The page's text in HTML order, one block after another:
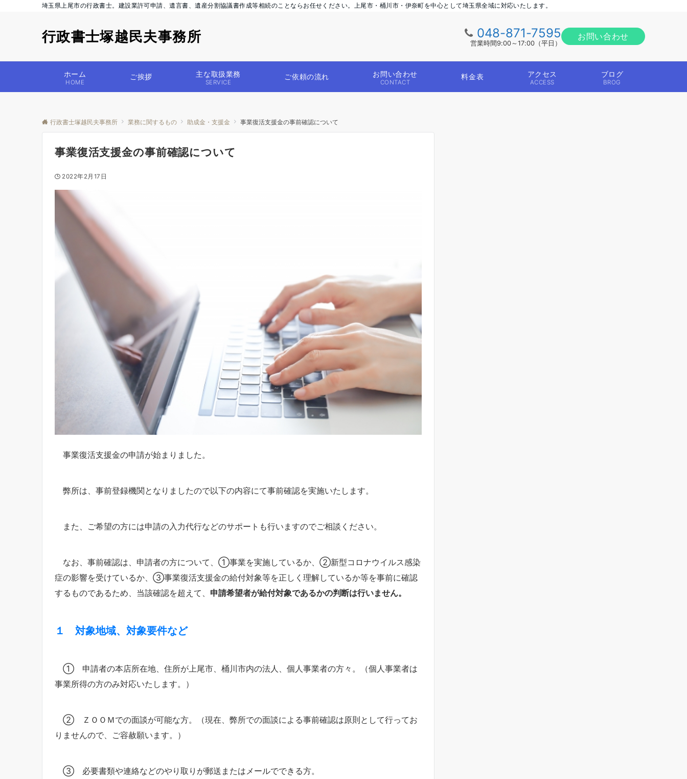
埼玉県上尾市の行政書士。建設業許可申請、遺言書、遺産分割協議書作成等相続のことならお任せください。上尾市・桶川市・伊奈町を中心として埼玉県全域に対応いたします。
行政書士塚越民夫事務所 048-871-7595
営業時間9:00～17:00（平日）
お問い合わせ
ホーム
HOME
ご挨拶 主な取扱業務
SERVICE
ご依頼の流れ お問い合わせ
CONTACT
料金表 アクセス
ACCESS
ブログ
BROG
行政書士塚越民夫事務所 業務に関するもの 助成金・支援金 事業復活支援金の事前確認について
事業復活支援金の事前確認について
2022年2月17日
事業復活支援金の申請が始まりました。
弊所は、事前登録機関となりましたので以下の内容にて事前確認を実施いたします。
また、ご希望の方には申請の入力代行などのサポートも行いますのでご相談ください。
なお、事前確認は、申請者の方について、①事業を実施しているか、②新型コロナウイルス感染
症の影響を受けているか、③事業復活支援金の給付対象等を正しく理解しているか等を事前に確認
するものであるため、当該確認を超えて、 申請希望者が給付対象であるかの判断は行いません。
１ 対象地域、対象要件など
① 申請者の本店所在地、住所が上尾市、桶川市内の法人、個人事業者の方々。（個人事業者は
事業所得の方のみ対応いたします。）
② ＺＯＯＭでの面談が可能な方。（現在、弊所での面談による事前確認は原則として行ってお
りませんので、ご容赦願います。）
③ 必要書類や連絡などのやり取りが郵送またはメールでできる方。